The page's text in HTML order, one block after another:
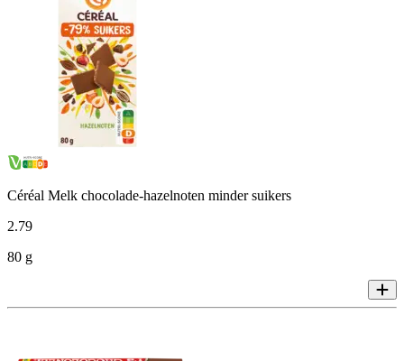
Céréal Melk chocolade-hazelnoten minder suikers
2.79
80 g